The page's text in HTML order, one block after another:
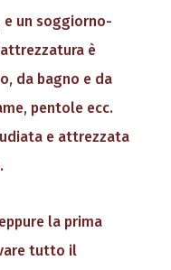
e un soggiorno-
è
da bagno e da
pentole ecc.
e attrezzata
la prima
tutto il